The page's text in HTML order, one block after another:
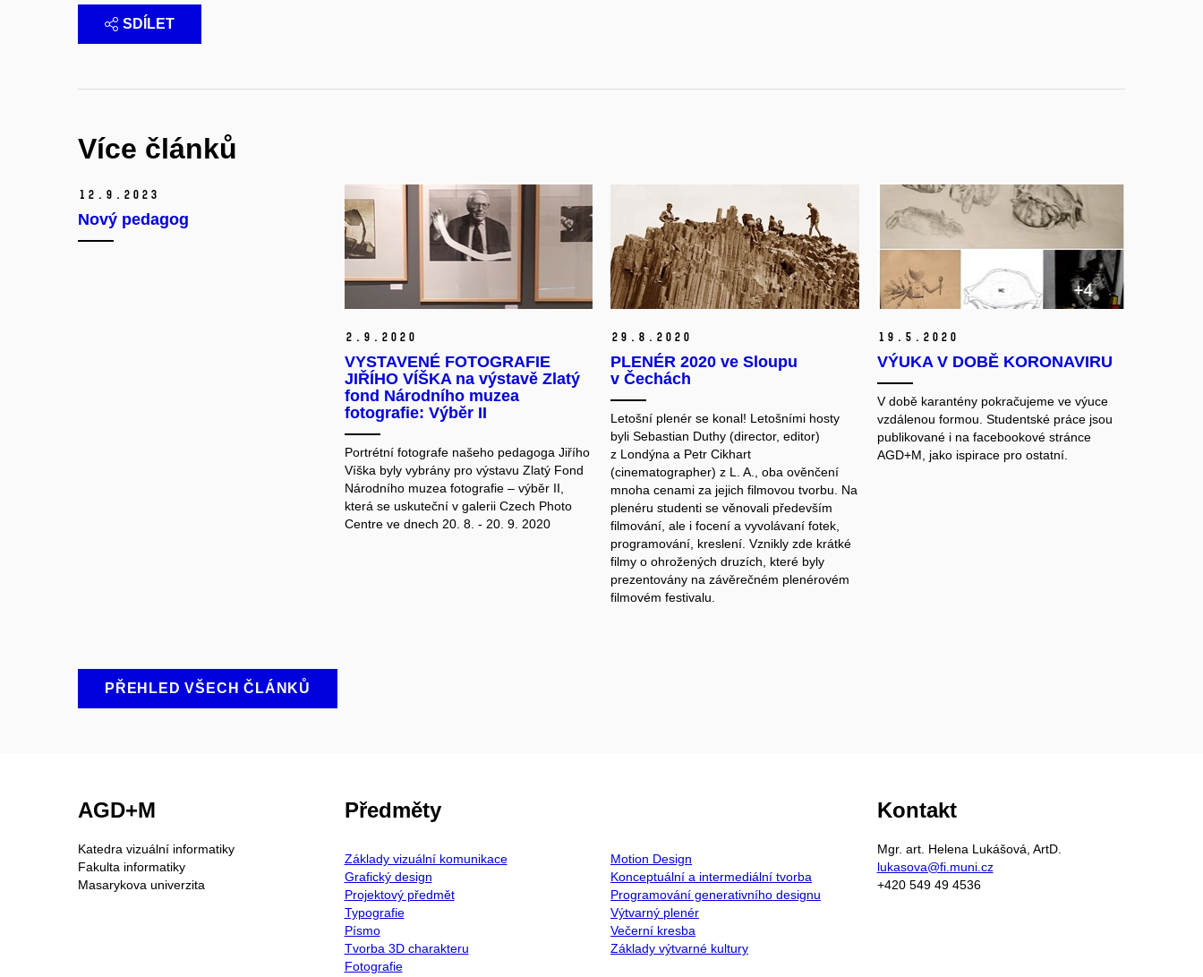
SDÍLET
Více článků
12. 9. 2023
Nový pedagog
2. 9. 2020
VYSTAVENÉ FOTOGRAFIE
JIŘÍHO VÍŠKA na výstavě Zlatý
fond Národního muzea
fotografie: Výběr II
Portrétní fotografe našeho pedagoga Jiřího
Víška byly vybrány pro výstavu Zlatý Fond
Národního muzea fotografie – výběr II,
která se uskuteční v galerii Czech Photo
Centre ve dnech 20. 8. - 20. 9. 2020
29. 8. 2020
PLENÉR 2020 ve Sloupu
v Čechách
Letošní plenér se konal! Letošními hosty
byli Sebastian Duthy (director, editor)
z Londýna a Petr Cikhart
(cinematographer) z L. A., oba ověnčení
mnoha cenami za jejich filmovou tvorbu. Na
plenéru studenti se věnovali především
filmování, ale i focení a vyvolávaní fotek,
programování, kreslení. Vznikly zde krátké
filmy o ohrožených druzích, které byly
prezentovány na závěrečném plenérovém
filmovém festivalu.
19. 5. 2020
VÝUKA V DOBĚ KORONAVIRU
V době karantény pokračujeme ve výuce
vzdálenou formou. Studentské práce jsou
publikované i na facebookové stránce
AGD+M, jako ispirace pro ostatní.
PŘEHLED VŠECH ČLÁNKŮ
AGD+M
Katedra vizuální informatiky
Fakulta informatiky
Masarykova univerzita
Předměty
Základy vizuální komunikace
Grafický design
Projektový předmět
Typografie
Písmo
Tvorba 3D charakteru
Fotografie
Motion Design
Konceptuální a intermediální tvorba
Programování generativního designu
Výtvarný plenér
Večerní kresba
Základy výtvarné kultury
Kontakt
Mgr. art. Helena Lukášová, ArtD.
lukasova@fi.muni.cz
+420 549 49 4536